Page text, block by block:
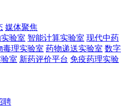
媒体聚焦
验室 智能计算实验室 现代中药
毒理实验室 药物递送实验室 数字
室 新药评价平台 免疫药理实验
聘